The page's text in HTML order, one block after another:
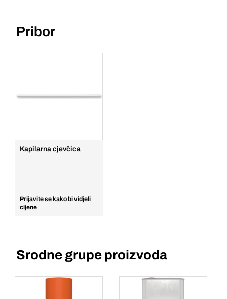
Pribor
Kapilarna cjevčica
Prijavite se kako bi vidjeli
cijene
Srodne grupe proizvoda